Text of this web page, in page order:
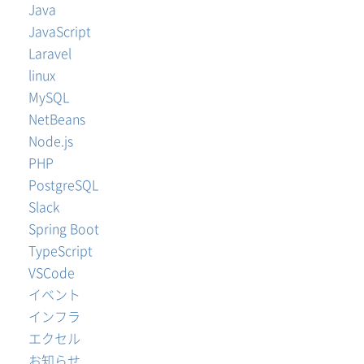
Java
JavaScript
Laravel
linux
MySQL
NetBeans
Node.js
PHP
PostgreSQL
Slack
Spring Boot
TypeScript
VSCode
イベント
インフラ
エクセル
お知らせ